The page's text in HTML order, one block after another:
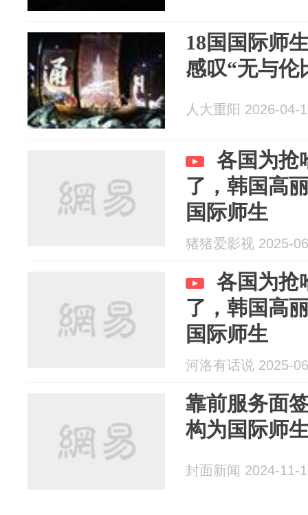
18国国际师
感叹“无与伦
人大重阳 2026-04-
各国为抢
了，韩国高
国际师生
猪猪爱影视 2025-
各国为抢
了，韩国高
国际师生
河洛有话说 2025-
靠前服务面
构为国际师
封面新闻 2024-11-